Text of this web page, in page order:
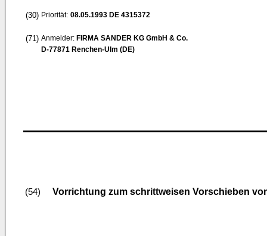
(30) Priorität: 08.05.1993 DE 4315372
(71) Anmelder: FIRMA SANDER KG GmbH & Co.
D-77871 Renchen-Ulm (DE)
(54) Vorrichtung zum schrittweisen Vorschieben